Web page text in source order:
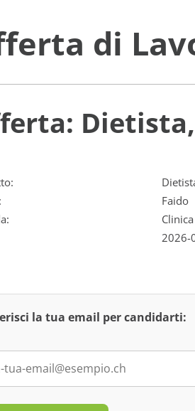
di
Faido
2026-
la tua email per candidarti: